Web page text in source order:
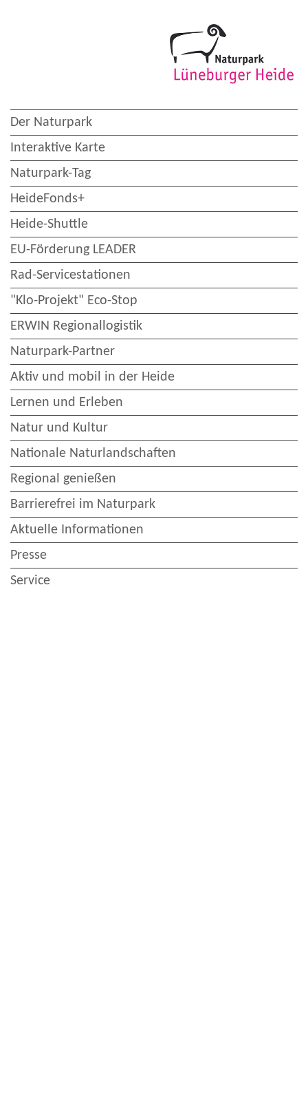
Der Naturpark
Interaktive Karte
Naturpark-Tag
HeideFonds+
Heide-Shuttle
EU-Förderung LEADER
Rad-Servicestationen
"Klo-Projekt" Eco-Stop
ERWIN Regionallogistik
Naturpark-Partner
Aktiv und mobil in der Heide
Lernen und Erleben
Natur und Kultur
Nationale Naturlandschaften
Regional genießen
Barrierefrei im Naturpark
Aktuelle Informationen
Presse
Service